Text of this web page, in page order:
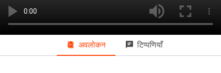
ज़ीरा बिस्किट 09:18
मौलिक स्तर 2 0/4
अवलोकन टिप्पणियाँ